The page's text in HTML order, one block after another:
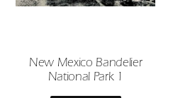
New Mexico Bandelier
National Park 1